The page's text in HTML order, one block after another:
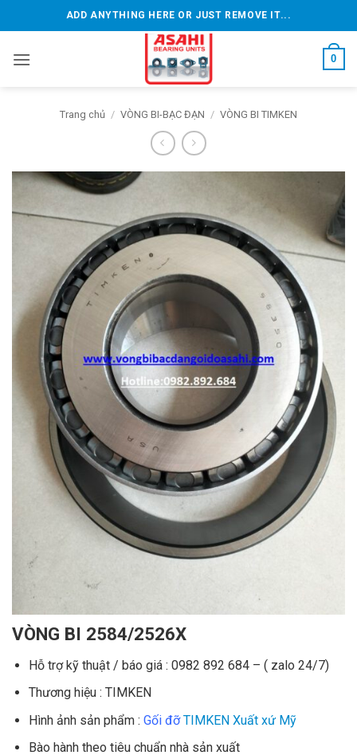
qua
dung
ADD ANYTHING HERE OR JUST REMOVE IT...
0
Trang chủ / VÒNG BI-BẠC ĐẠN / VÒNG BI TIMKEN
VÒNG BI 2584/2526X
Hỗ trợ kỹ thuật / báo giá : 0982 892 684 – ( zalo 24/7)
Thương hiệu : TIMKEN
Hình ảnh sản phẩm : Gối đỡTIMKEN Xuất xứ Mỹ
Bào hành theo tiêu chuẩn nhà sản xuất